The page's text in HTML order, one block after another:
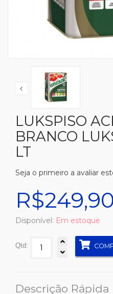
LUKSPISO
BRANCO
LT
Seja o primeiro a avaliar
R$249,90
Disponível: Em estoque
Qtd:
Descrição Rápida